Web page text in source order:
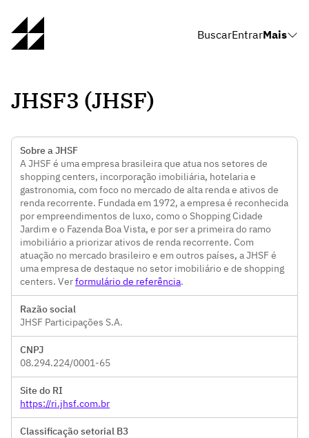
BuscarEntrarMais
JHSF3 (JHSF)
Sobre a JHSF
A JHSF é uma empresa brasileira que atua nos setores de
shopping centers, incorporação imobiliária, hotelaria e
gastronomia, com foco no mercado de alta renda e ativos de
renda recorrente. Fundada em 1972, a empresa é reconhecida
por empreendimentos de luxo, como o Shopping Cidade
Jardim e o Fazenda Boa Vista, e por ser a primeira do ramo
imobiliário a priorizar ativos de renda recorrente. Com
atuação no mercado brasileiro e em outros países, a JHSF é
uma empresa de destaque no setor imobiliário e de shopping
centers. Verformulário de referência.
Razão social
JHSF Participações S.A.
CNPJ
08.294.224/0001-65
Site do RI
https://ri.jhsf.com.br
Classificação setorial B3